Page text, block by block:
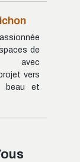
de
avec
vers
beau et